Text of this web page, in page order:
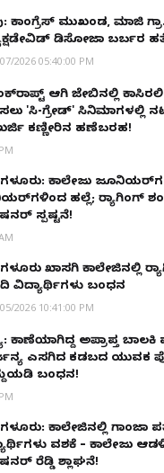
ಕಾಂಗ್ರೆಸ್ ಮುಖಂಡ, ಮಾಜಿ
ಡಿಸೋಜಾ ಬರ್ಬರ
2026 05:40:00 PM
ಆಗಿ ಜೇಬಿನಲ್ಲಿ
'ಸಿ-ಗ್ರೇಡ್' ಸಿನಿಮಾಗಳಲ್ಲಿ
ಕಣ್ಣೀರಿನ ಹಣೆಬರಹ!
ಕಾಲೇಜು
ಹಲ್ಲೆ; ರ‌್ಯಾಗಿಂಗ್
ಸ್ಪಷ್ಟನೆ!
ಖಾಸಗಿ ಕಾಲೇಜಿನಲ್ಲಿ
ವಿದ್ಯಾರ್ಥಿಗಳು ಬಂಧನ
2026 10:41:00 PM
ಕಾಣೆಯಾಗಿದ್ದ ಅಪ್ರಾಪ್ತ ಬಾಲಕಿ
ಎಸಗಿದ ಕಡಬದ ಯುವಕ
ಬಂಧನ!
ಕಾಲೇಜಿನಲ್ಲಿ ಗಾಂಜಾ
ವಶಕ್ಕೆ – ಕಾಲೇಜು
ರೆಡ್ಡಿ ಶ್ಲಾಘನೆ!